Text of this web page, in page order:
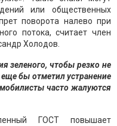
или общественных
поворота налево при
потока, считает член
Холодов.
зеленого, чтобы резко не
бы отметил устранение
часто жалуются
ГОСТ повышает